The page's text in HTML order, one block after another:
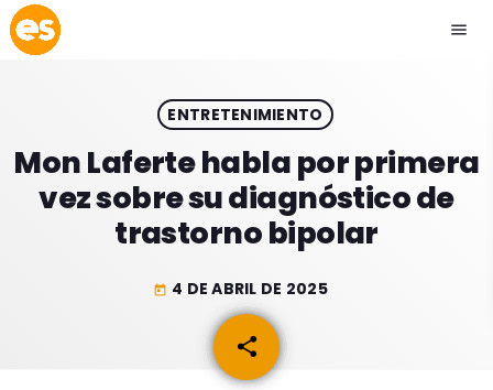
menu
play_arrow EMISIÓN LA PAZ
play_arrow EMISIÓN COCHABAMBA
ENTRETENIMIENTO
Mon Laferte habla por primera
vez sobre su diagnóstico de
trastorno bipolar
today 4 DE ABRIL DE 2025
share
email